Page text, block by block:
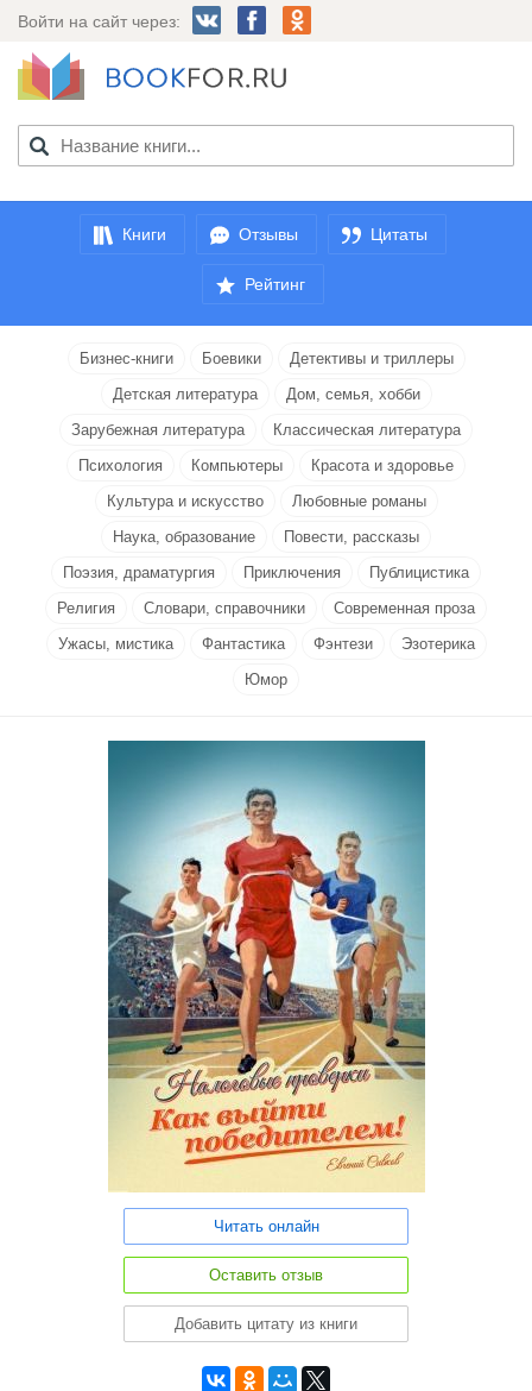
Войти на сайт через:
Книги Отзывы Цитаты
Рейтинг
Бизнес-книги Боевики
Детективы и триллеры
Детская литература
Дом, семья, хобби
Зарубежная литература
Классическая литература
Психология
Компьютеры
Красота и здоровье
Культура и искусство
Любовные романы
Наука, образование
Повести, рассказы
Поэзия, драматургия
Приключения
Публицистика
Религия
Словари, справочники
Современная проза
Ужасы, мистика
Фантастика Фэнтези
Эзотерика
Юмор
Читать онлайн
Оставить отзыв
Добавить цитату из книги